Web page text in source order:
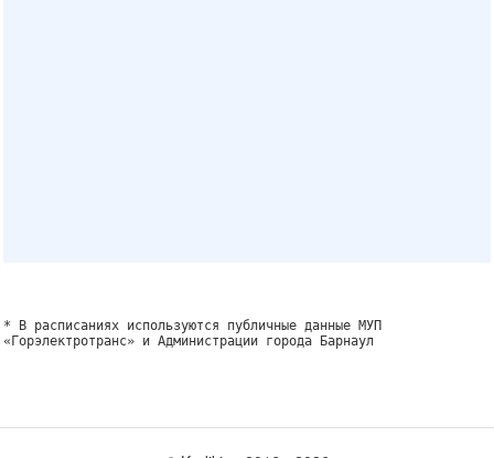
* В расписаниях используются публичные данные МУП
«Горэлектротранс» и Администрации города Барнаул